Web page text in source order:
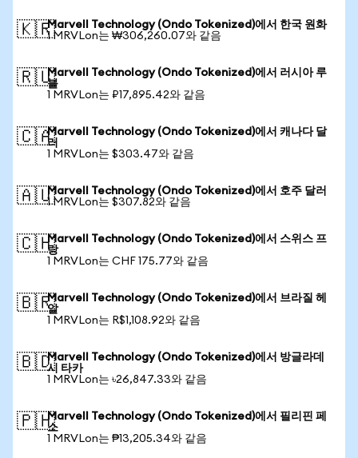
🇰🇷Marvell Technology (Ondo Tokenized)에서 한국 원화
1 MRVLon는 ₩306,260.07와 같음
🇷🇺Marvell Technology (Ondo Tokenized)에서 러시아 루
블
1 MRVLon는 ₽17,895.42와 같음
🇨🇦Marvell Technology (Ondo Tokenized)에서 캐나다 달
러
1 MRVLon는 $303.47와 같음
🇦🇺Marvell Technology (Ondo Tokenized)에서 호주 달러
1 MRVLon는 $307.82와 같음
🇨🇭Marvell Technology (Ondo Tokenized)에서 스위스 프
랑
1 MRVLon는 CHF 175.77와 같음
🇧🇷Marvell Technology (Ondo Tokenized)에서 브라질 헤
알
1 MRVLon는 R$1,108.92와 같음
🇧🇩Marvell Technology (Ondo Tokenized)에서 방글라데
시 타카
1 MRVLon는 ৳26,847.33와 같음
🇵🇭Marvell Technology (Ondo Tokenized)에서 필리핀 페
소
1 MRVLon는 ₱13,205.34와 같음